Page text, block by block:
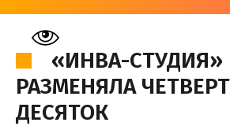
На главную > События > Новости >
«ИНВА-СТУДИЯ»
РАЗМЕНЯЛА
ДЕСЯТОК